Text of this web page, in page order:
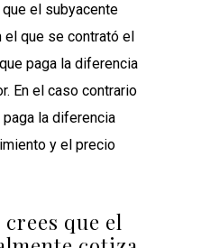
el subyacente
que se contrató el
paga la diferencia
En el caso contrario
la diferencia
y el precio
que el